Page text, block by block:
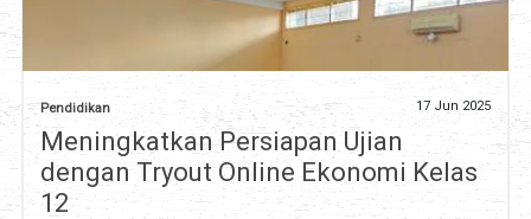
Pendidikan 17 Jun 2025
Meningkatkan Persiapan Ujian
dengan Tryout Online Ekonomi Kelas
12